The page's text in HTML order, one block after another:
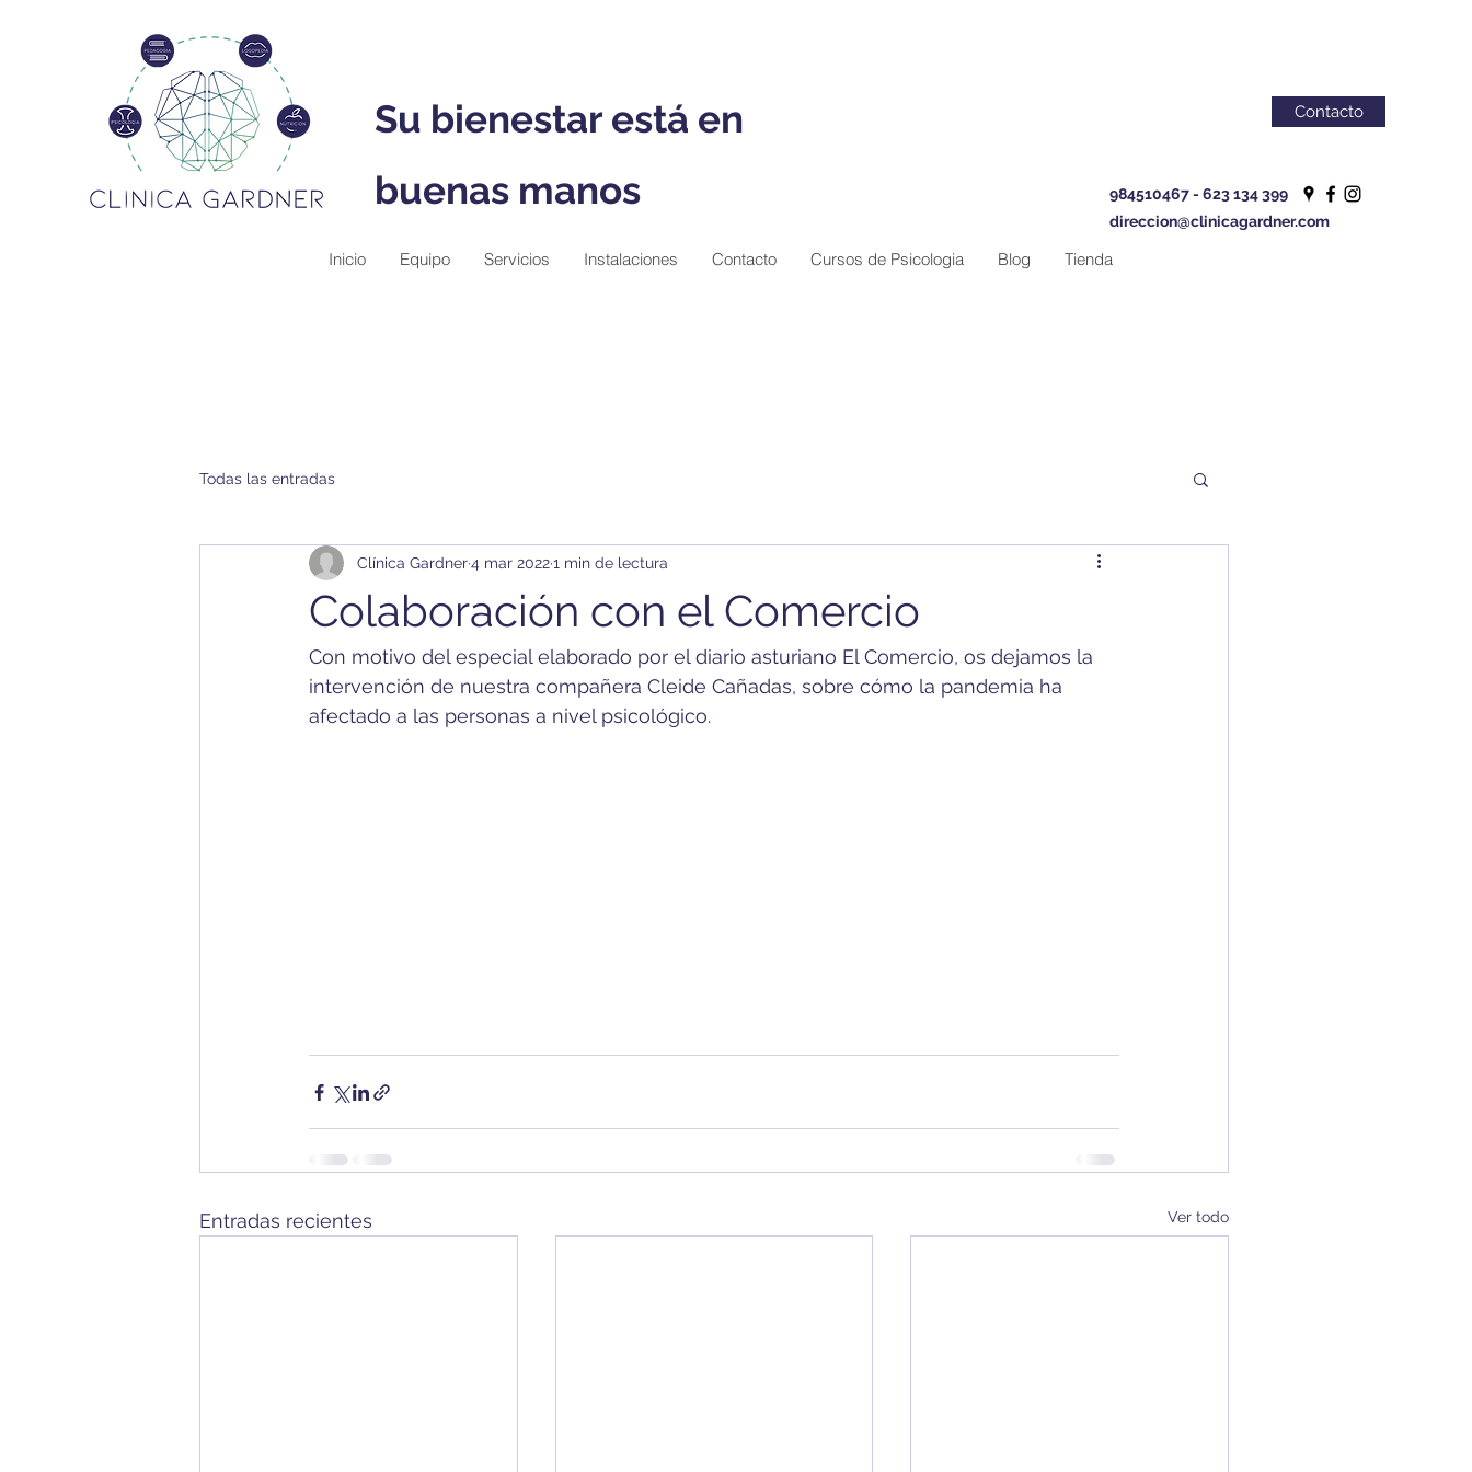
Su bienestar está en
buenas manos
Contacto
984510467 - 623 134 399
direccion@clinicagardner.com
Inicio Equipo Servicios Instalaciones Contacto Cursos de Psicologia Blog Tienda
Todas las entradas
Colaboración con el Comercio
Clínica Gardner4 mar 20221 min de lectura
Con motivo del especial elaborado por el diario asturiano El Comercio, os dejamos la
intervención de nuestra compañera Cleide Cañadas, sobre cómo la pandemia ha
afectado a las personas a nivel psicológico.
Entradas recientes Ver todo